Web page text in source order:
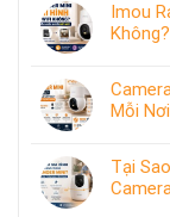
Imou
Mỗi
Tại